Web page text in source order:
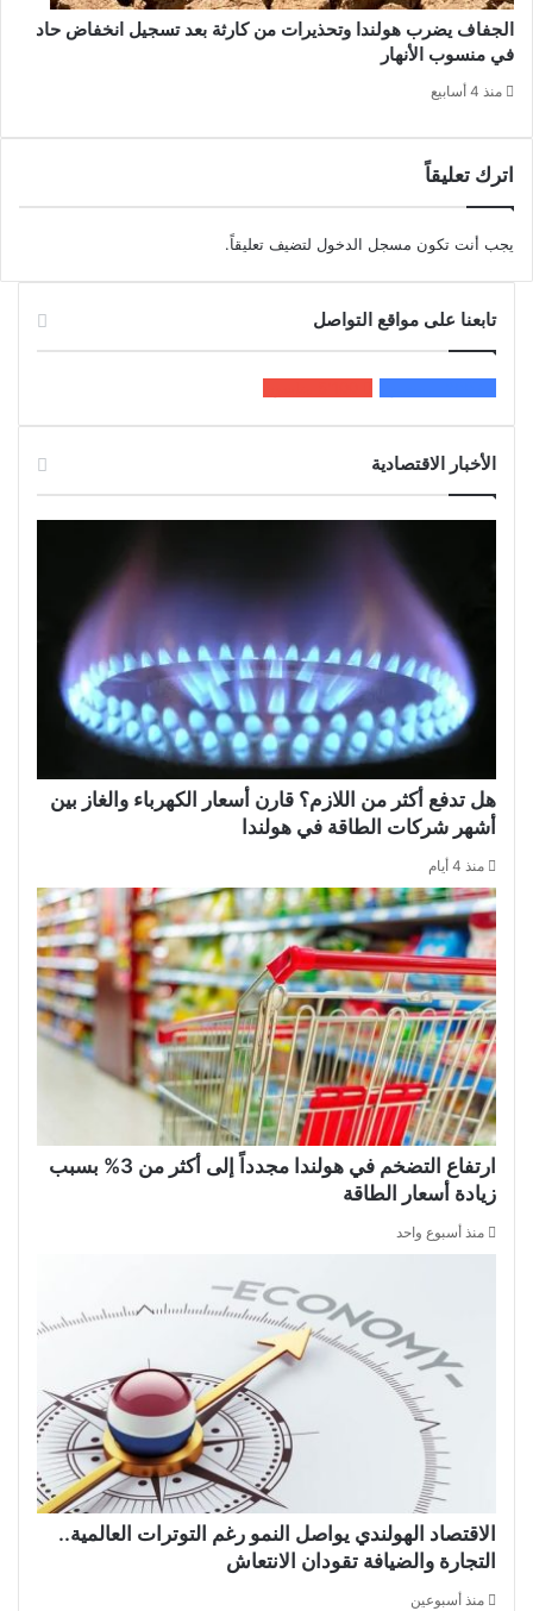
الجفاف يضرب هولندا وتحذيرات من كارثة بعد تسجيل انخفاض حاد
في منسوب الأنهار
منذ 4 أسابيع
اترك تعليقاً
يجب أنت تكون مسجل الدخول لتضيف تعليقاً.
تابعنا على مواقع التواصل
الأخبار الاقتصادية
هل تدفع أكثر من اللازم؟ قارن أسعار الكهرباء والغاز بين
أشهر شركات الطاقة في هولندا
منذ 4 أيام
ارتفاع التضخم في هولندا مجدداً إلى أكثر من 3% بسبب
زيادة أسعار الطاقة
منذ أسبوع واحد
الاقتصاد الهولندي يواصل النمو رغم التوترات العالمية..
التجارة والضيافة تقودان الانتعاش
منذ أسبوعين